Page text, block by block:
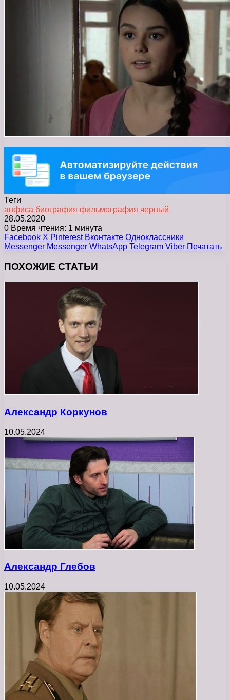
Теги
анфиса биография фильмография черный
28.05.2020
0 Время чтения: 1 минута
Facebook X Pinterest Вконтакте Одноклассники
Messenger Messenger WhatsApp Telegram Viber Печатать
ПОХОЖИЕ СТАТЬИ
Александр Коркунов
10.05.2024
Александр Глебов
10.05.2024